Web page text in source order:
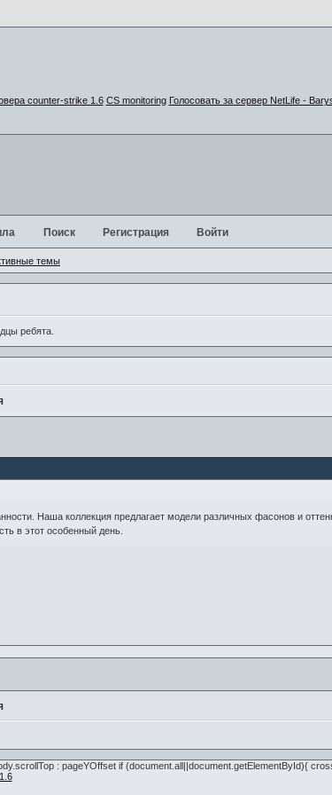
counter-strike 1.6 CS monitoring Голосовать за сервер NetLife -
Поиск Регистрация Войти
темы
ребята.
Наша коллекция предлагает модели различных фасонов и
в этот особенный день.
: pageYOffset if (document.all||document.getElementById){